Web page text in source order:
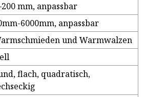
mm, anpassbar
6000mm, anpassbar
und Warmwalzen
flach, quadratisch,